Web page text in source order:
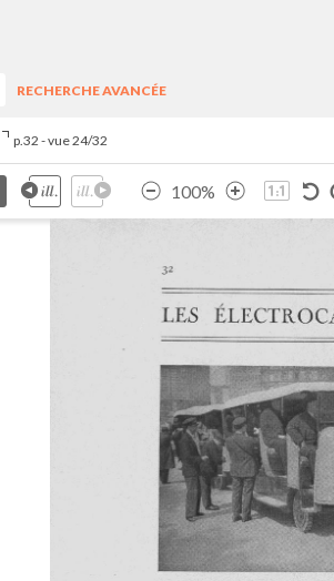
RECHERCHE AVANCÉE
p.32 - vue 24/32
100%